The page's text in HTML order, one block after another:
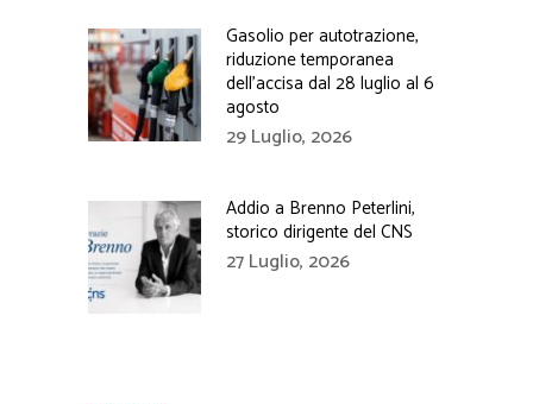
Gasolio per autotrazione,
riduzione temporanea
dell’accisa dal 28 luglio al 6
agosto
29 Luglio, 2026
Addio a Brenno Peterlini,
storico dirigente del CNS
27 Luglio, 2026